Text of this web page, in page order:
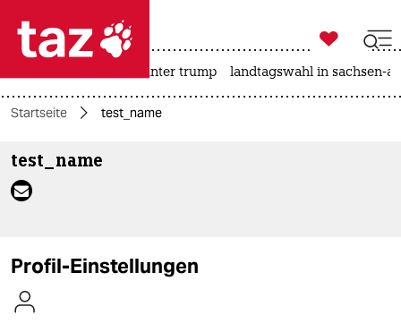
 taz zahl ich
taz zahl ich
themen
politik

taz zahl ich
usa unter trump landtagswahl in sachsen-
Startseite test_name
test_name
Profil-Einstellungen